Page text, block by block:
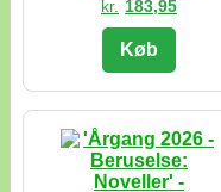
kr. 183,95
Køb